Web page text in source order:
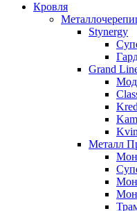
Кровля
Stynergy
Grand
Металл